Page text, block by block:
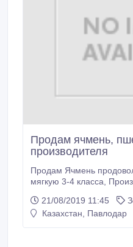
Продам ячмень,
производителя
Продам Ячмень
мягкую 3-4 класса, Производитель! Цена
21/08/2019 11:45
Казахстан, Павлодар